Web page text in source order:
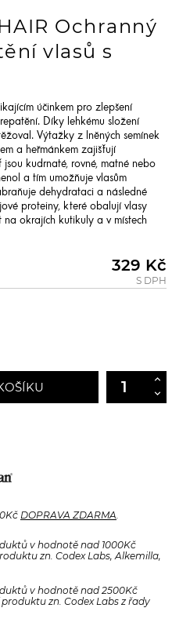
Ochranný
vlasů s
účinkem pro zlepšení
Díky lehkému složení
Výtažky z lněných semínek
a heřmánkem zajišťují
kudrnaté, rovné, matné nebo
a tím umožňuje vlasům
dehydrataci a následné
proteiny, které obalují vlasy
okrajích kutikuly a v místech
329 Kč
S DPH
DOPRAVA ZDARMA
v hodnotě nad 1000Kč
zn. Codex Labs, Alkemilla,
v hodnotě nad 2500Kč
zn. Codex Labs z řady